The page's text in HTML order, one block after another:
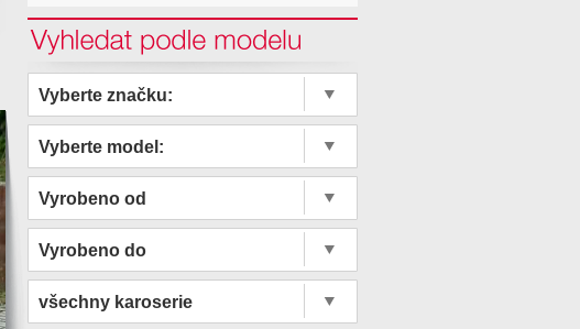
Vyhledat podle modelu
Vyberte značku:
Vyberte model:
Vyrobeno od
Vyrobeno do
všechny karoserie